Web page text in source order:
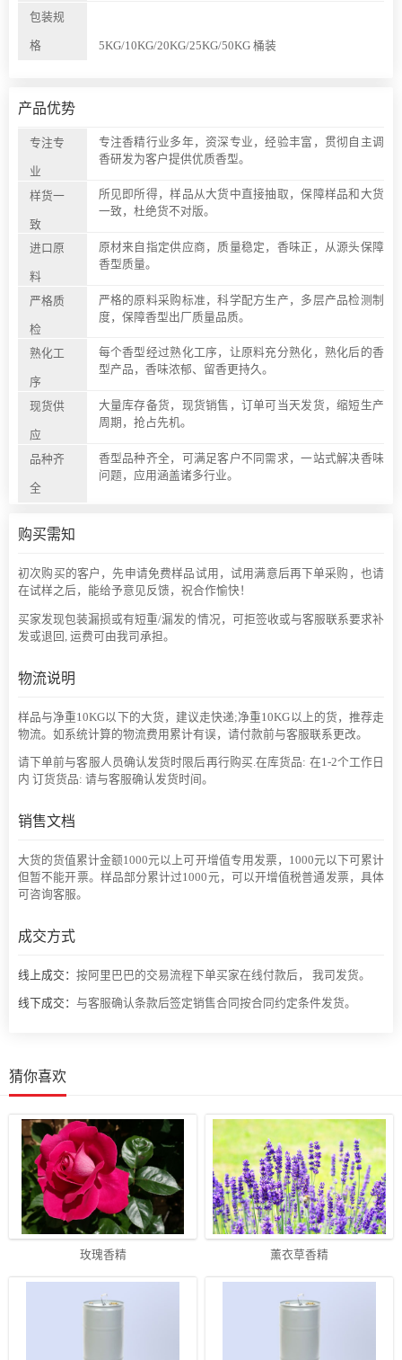
包装规
格 5KG/10KG/20KG/25KG/50KG 桶装
产品优势
专注专
业
专注香精行业多年，资深专业，经验丰富，贯彻自主调
香研发为客户提供优质香型。
样货一
致
所见即所得，样品从大货中直接抽取，保障样品和大货
一致，杜绝货不对版。
进口原
料
原材来自指定供应商，质量稳定，香味正，从源头保障
香型质量。
严格质
检
严格的原料采购标准，科学配方生产，多层产品检测制
度，保障香型出厂质量品质。
熟化工
序
每个香型经过熟化工序，让原料充分熟化，熟化后的香
型产品，香味浓郁、留香更持久。
现货供
应
大量库存备货，现货销售，订单可当天发货，缩短生产
周期，抢占先机。
品种齐
全
香型品种齐全，可满足客户不同需求，一站式解决香味
问题，应用涵盖诸多行业。
购买需知
初次购买的客户，先申请免费样品试用，试用满意后再下单采购，也请
在试样之后，能给予意见反馈，祝合作愉快！
买家发现包装漏损或有短重/漏发的情况，可拒签收或与客服联系要求补
发或退回, 运费可由我司承担。
物流说明
样品与净重10KG以下的大货，建议走快递;净重10KG以上的货，推荐走
物流。如系统计算的物流费用累计有误，请付款前与客服联系更改。
请下单前与客服人员确认发货时限后再行购买.在库货品: 在1-2个工作日
内 订货货品: 请与客服确认发货时间。
销售文档
大货的货值累计金额1000元以上可开增值专用发票，1000元以下可累计
但暂不能开票。样品部分累计过1000元，可以开增值税普通发票，具体
可咨询客服。
成交方式
线上成交： 按阿里巴巴的交易流程下单买家在线付款后， 我司发货。
线下成交： 与客服确认条款后签定销售合同按合同约定条件发货。
猜你喜欢
玫瑰香精 薰衣草香精